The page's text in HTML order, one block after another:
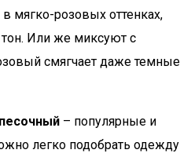
мягко-розовых оттенках,
Или же миксуют с
смягчает даже темные
– популярные и
легко подобрать одежду